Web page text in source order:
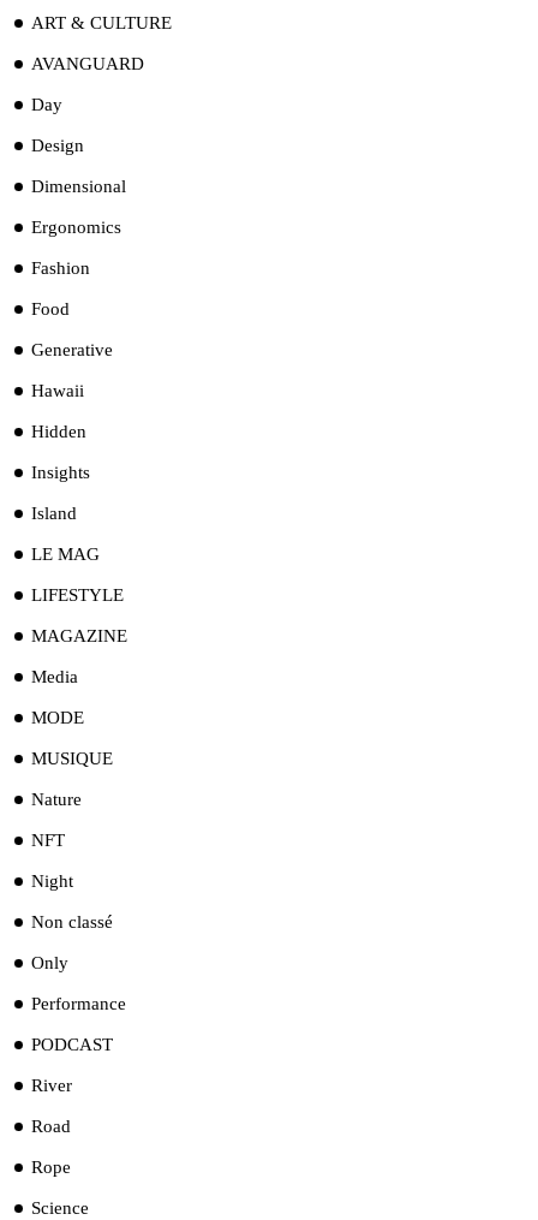
ART & CULTURE
AVANGUARD
Day
Design
Dimensional
Ergonomics
Fashion
Food
Generative
Hawaii
Hidden
Insights
Island
LE MAG
LIFESTYLE
MAGAZINE
Media
MODE
MUSIQUE
Nature
NFT
Night
Non classé
Only
Performance
PODCAST
River
Road
Rope
Science